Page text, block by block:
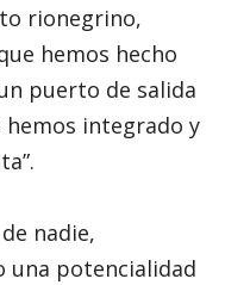
rionegrino,
hemos hecho
puerto de salida
hemos integrado y
nadie,
una potencialidad